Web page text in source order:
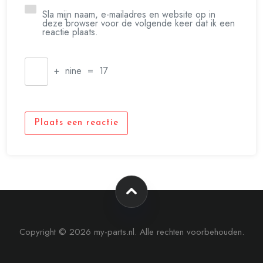
Sla mijn naam, e-mailadres en website op in
deze browser voor de volgende keer dat ik een
reactie plaats.
+ nine = 17
Plaats een reactie
Copyright © 2026 my-parts.nl. Alle rechten voorbehouden.